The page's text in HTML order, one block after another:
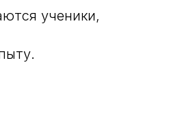
ученики,